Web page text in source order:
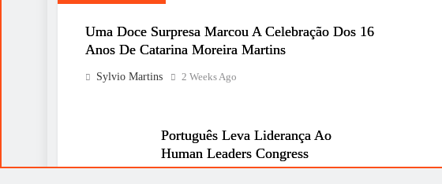
Uma Doce Surpresa Marcou A Celebração Dos 16
Anos De Catarina Moreira Martins
Sylvio Martins 2 Weeks Ago
Português Leva Liderança Ao
Human Leaders Congress